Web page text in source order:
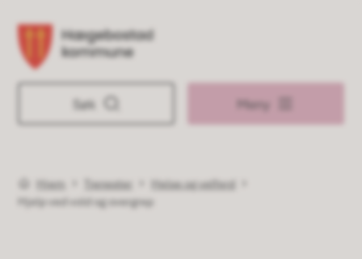
Hægebostad kommune
Søk Meny
Du er her:
Hjem Tjenester
Helse og velferd
Hjelp ved vold og overgrep